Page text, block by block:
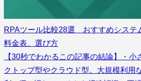
RPAツール比較28選 おすすめシステ
料金表、選び方
【30秒でわかるこの記事の結論】・小
クトップ型やクラウド型。大規模利用